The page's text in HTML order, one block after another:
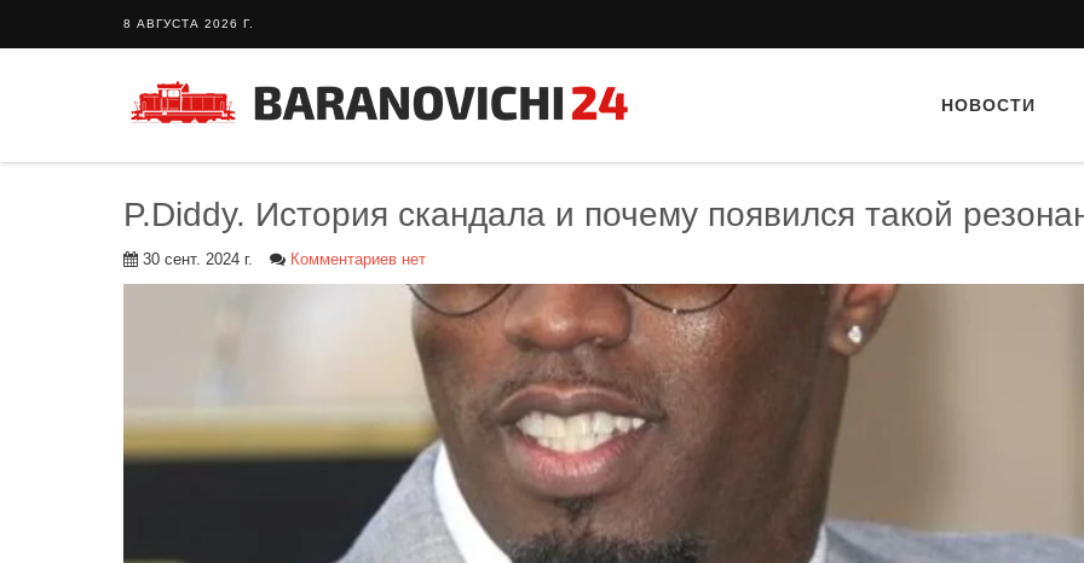
8 АВГУСТА 2026 Г.
НОВОСТИ
P.Diddy. История скандала и почему появился такой
30 сент. 2024 г. Комментариев нет
Тайный гость: Гастропаб “Drova”